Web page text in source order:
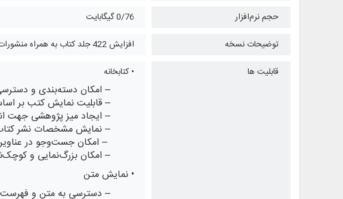
حجم نرم‌افزار
0/76 گیگابایت
توضیحات نسخه
افزایش 422 جلد کتاب به همراه منشورات مؤسسه امام صادق علیه السلام
قابلیت ها
• کتابخانه
– امکان دسته‌بندی و
– قابلیت نمایش کتب بر
– ایجاد میز پژوهشی جهت
– نمایش مشخصات نشر
– امکان جست‌وجو در
– امکان بزرگ‌نمایی و
• نمایش متن
– دسترسی به متن و فهرست